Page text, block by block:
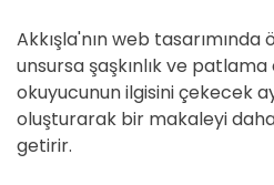
Akkışla'nın web tasarımında
unsursa şaşkınlık ve
okuyucunun ilgisini çekecek
oluşturarak bir makaleyi
getirir.